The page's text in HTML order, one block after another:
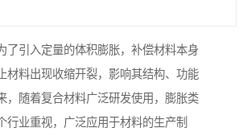
了引入定量的体积膨胀，补偿材料本身
材料出现收缩开裂，影响其结构、功能
，随着复合材料广泛研发使用，膨胀类
行业重视，广泛应用于材料的生产制